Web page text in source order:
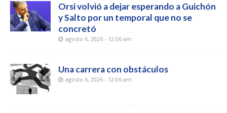
Orsi volvió a dejar esperando a Guichón
y Salto por un temporal que no se
concretó
agosto 6, 2026 - 12:06 am
Una carrera con obstáculos
agosto 6, 2026 - 12:06 am